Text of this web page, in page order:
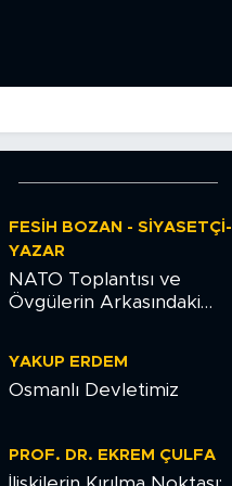
FESIH BOZAN - SIYASETÇI-
YAZAR
NATO Toplantısı ve
Övgülerin Arkasındaki
YAKUP ERDEM
Osmanlı Devletimiz
PROF. DR. EKREM ÇULFA